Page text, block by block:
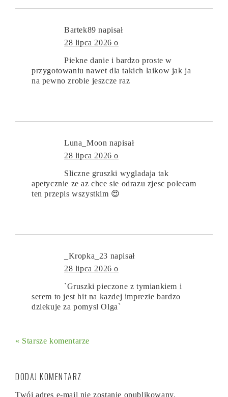
Bartek89 napisał
28 lipca 2026 o
Piekne danie i bardzo proste w
przygotowaniu nawet dla takich laikow jak ja
na pewno zrobie jeszcze raz
Luna_Moon napisał
28 lipca 2026 o
Sliczne gruszki wygladaja tak
apetycznie ze az chce sie odrazu zjesc polecam
ten przepis wszystkim 😍
_Kropka_23 napisał
28 lipca 2026 o
`Gruszki pieczone z tymiankiem i
serem to jest hit na kazdej imprezie bardzo
dziekuje za pomysl Olga`
« Starsze komentarze
DODAJ KOMENTARZ
Twój adres e-mail nie zostanie opublikowany.